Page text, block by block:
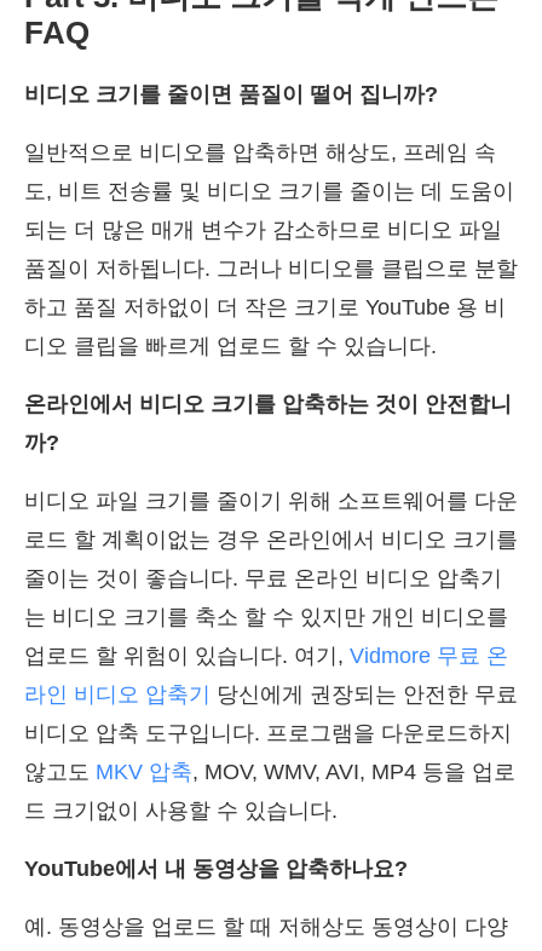
FAQ
비디오 크기를 줄이면 품질이 떨어 집니까?
일반적으로 비디오를 압축하면 해상도, 프레임 속
도, 비트 전송률 및 비디오 크기를 줄이는 데 도움이
되는 더 많은 매개 변수가 감소하므로 비디오 파일
품질이 저하됩니다. 그러나 비디오를 클립으로 분할
하고 품질 저하없이 더 작은 크기로 YouTube 용 비
디오 클립을 빠르게 업로드 할 수 있습니다.
온라인에서 비디오 크기를 압축하는 것이 안전합니
까?
비디오 파일 크기를 줄이기 위해 소프트웨어를 다운
로드 할 계획이없는 경우 온라인에서 비디오 크기를
줄이는 것이 좋습니다. 무료 온라인 비디오 압축기
는 비디오 크기를 축소 할 수 있지만 개인 비디오를
업로드 할 위험이 있습니다. 여기, Vidmore 무료 온
라인 비디오 압축기 당신에게 권장되는 안전한 무료
비디오 압축 도구입니다. 프로그램을 다운로드하지
않고도 MKV 압축, MOV, WMV, AVI, MP4 등을 업로
드 크기없이 사용할 수 있습니다.
YouTube에서 내 동영상을 압축하나요?
예. 동영상을 업로드 할 때 저해상도 동영상이 다양